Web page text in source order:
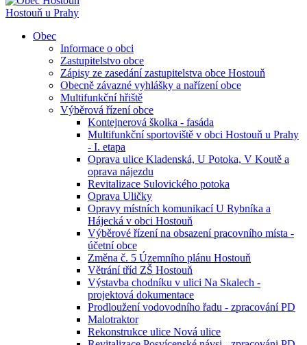
Hostouň u Prahy
Obec
Informace o obci
Zastupitelstvo obce
Zápisy ze zasedání zastupitelstva obce Hostouň
Obecně závazné vyhlášky a nařízení obce
Multifunkční hřiště
Výběrová řízení obce
Kontejnerová školka - fasáda
Multifunkční sportoviště v obci Hostouň u Prahy
- I. etapa
Oprava ulice Kladenská, U Potoka, V Koutě a
oprava nájezdu
Revitalizace Sulovického potoka
Oprava Uličky
Opravy místních komunikací U Rybníka a
Hájecká v obci Hostouň
Výběrové řízení na obsazení pracovního místa -
účetní obce
Změna č. 5 Územního plánu Hostouň
Větrání tříd ZŠ Hostouň
Výstavba chodníku v ulici Na Skalech -
projektová dokumentace
Prodloužení vodovodního řadu - zpracování PD
Malotraktor
Rekonstrukce ulice Nová ulice